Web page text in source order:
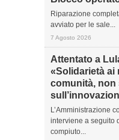
Riparazione
avviato per le sale...
7 Agosto 2026
Attentato a
«Solidarietà ai
comunità, non
L’Amministrazione
interviene a seguito
compiuto...